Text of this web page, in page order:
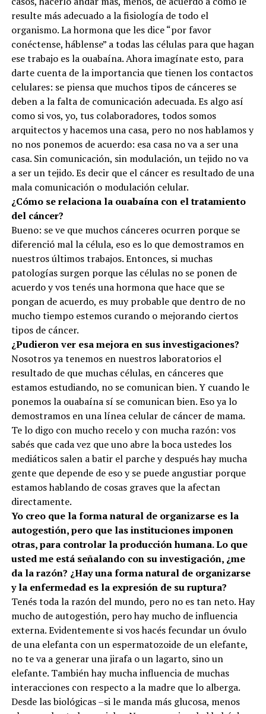
resulte más adecuado a la fisiología de todo el
organismo. La hormona que les dice “por favor
conéctense, háblense” a todas las células para que hagan
ese trabajo es la ouabaína. Ahora imagínate esto, para
darte cuenta de la importancia que tienen los contactos
celulares: se piensa que muchos tipos de cánceres se
deben a la falta de comunicación adecuada. Es algo así
como si vos, yo, tus colaboradores, todos somos
arquitectos y hacemos una casa, pero no nos hablamos y
no nos ponemos de acuerdo: esa casa no va a ser una
casa. Sin comunicación, sin modulación, un tejido no va
a ser un tejido. Es decir que el cáncer es resultado de una
mala comunicación o modulación celular.
¿Cómo se relaciona la ouabaína con el tratamiento
del cáncer?
Bueno: se ve que muchos cánceres ocurren porque se
diferenció mal la célula, eso es lo que demostramos en
nuestros últimos trabajos. Entonces, si muchas
patologías surgen porque las células no se ponen de
acuerdo y vos tenés una hormona que hace que se
pongan de acuerdo, es muy probable que dentro de no
mucho tiempo estemos curando o mejorando ciertos
tipos de cáncer.
¿Pudieron ver esa mejora en sus investigaciones?
Nosotros ya tenemos en nuestros laboratorios el
resultado de que muchas células, en cánceres que
estamos estudiando, no se comunican bien. Y cuando le
ponemos la ouabaína sí se comunican bien. Eso ya lo
demostramos en una línea celular de cáncer de mama.
Te lo digo con mucho recelo y con mucha razón: vos
sabés que cada vez que uno abre la boca ustedes los
mediáticos salen a batir el parche y después hay mucha
gente que depende de eso y se puede angustiar porque
estamos hablando de cosas graves que la afectan
directamente.
Yo creo que la forma natural de organizarse es la
autogestión, pero que las instituciones imponen
otras, para controlar la producción humana. Lo que
usted me está señalando con su investigación, ¿me
da la razón? ¿Hay una forma natural de organizarse
y la enfermedad es la expresión de su ruptura?
Tenés toda la razón del mundo, pero no es tan neto. Hay
mucho de autogestión, pero hay mucho de influencia
externa. Evidentemente si vos hacés fecundar un óvulo
de una elefanta con un espermatozoide de un elefante,
no te va a generar una jirafa o un lagarto, sino un
elefante. También hay mucha influencia de muchas
interacciones con respecto a la madre que lo alberga.
Desde las biológicas –si le manda más glucosa, menos